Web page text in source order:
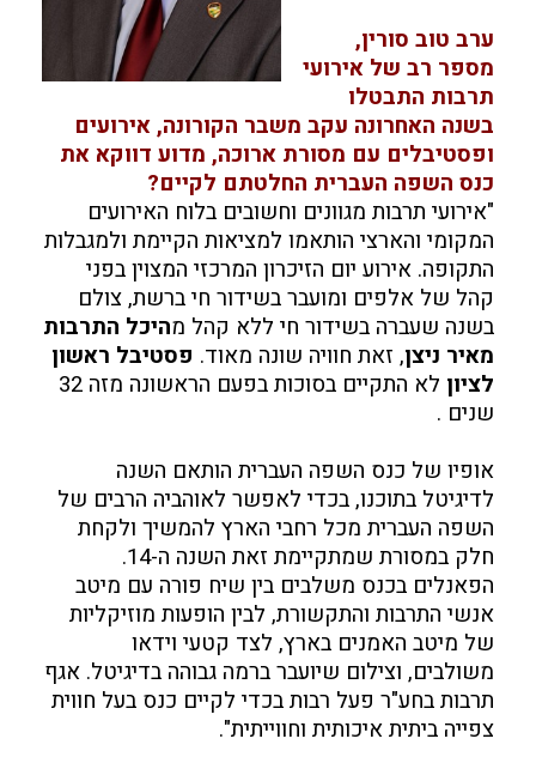
ערב טוב סורין,
מספר רב של אירועי
תרבות התבטלו
בשנה האחרונה עקב משבר הקורונה, אירועים
ופסטיבלים עם מסורת ארוכה, מדוע דווקא את
כנס השפה העברית החלטתם לקיים?
"אירועי תרבות מגוונים וחשובים בלוח האירועים
המקומי והארצי הותאמו למציאות הקיימת ולמגבלות
התקופה. אירוע יום הזיכרון המרכזי המצוין בפני
קהל של אלפים ומועבר בשידור חי ברשת, צולם
בשנה שעברה בשידור חי ללא קהל מהיכל התרבות
מאיר ניצן, זאת חוויה שונה מאוד. פסטיבל ראשון
לציון
לא התקיים בסוכות בפעם הראשונה מזה 32
שנים .
אופיו של כנס השפה העברית הותאם השנה
לדיגיטל בתוכנו, בכדי לאפשר לאוהביה הרבים של
השפה העברית מכל רחבי הארץ להמשיך ולקחת
חלק במסורת שמתקיימת זאת השנה ה-14.
הפאנלים בכנס משלבים בין שיח פורה עם מיטב
אנשי התרבות והתקשורת, לבין הופעות מוזיקליות
של מיטב האמנים בארץ, לצד קטעי וידאו
משולבים, וצילום שיועבר ברמה גבוהה בדיגיטל. אגף
תרבות בחע"ר פעל רבות בכדי לקיים כנס בעל חווית
צפייה ביתית איכותית וחווייתית".